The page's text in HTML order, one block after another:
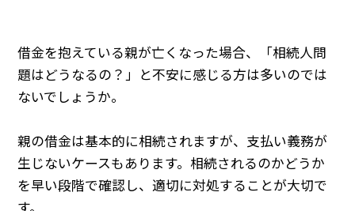
借金を抱えている親が亡くなった場合、「相続人問
題はどうなるの？」と不安に感じる方は多いのでは
ないでしょうか。
親の借金は基本的に相続されますが、支払い義務が
生じないケースもあります。相続されるのかどうか
を早い段階で確認し、適切に対処することが大切で